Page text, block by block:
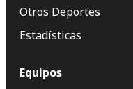
Otros Deportes
Estadísticas
Equipos